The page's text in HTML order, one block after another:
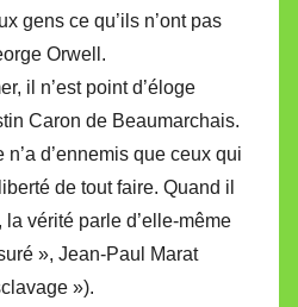
gens ce qu’ils n’ont pas
Orwell.
il n’est point d’éloge
Caron de Beaumarchais.
d’ennemis que ceux qui
de tout faire. Quand il
vérité parle d’elle-même
», Jean-Paul Marat
»).